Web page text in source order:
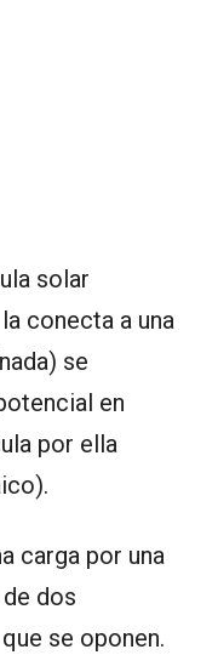
solar
conecta a una
se
en
por ella
carga por una
dos
se oponen.